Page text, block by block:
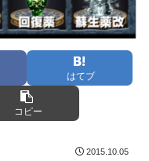
はてブ
コピー
2015.10.05